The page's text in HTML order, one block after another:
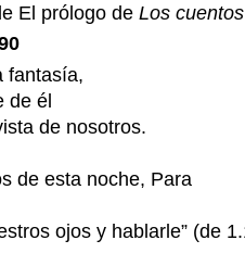
El prólogo deLos
fantasía,
de él
de nosotros.
de esta noche, Para
ojos y hablarle” (de